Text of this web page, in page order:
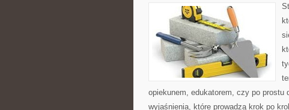
opiekunem, edukatorem, czy po prostu
wyjaśnienia, które prowadzą krok po